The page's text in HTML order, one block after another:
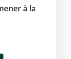
à la